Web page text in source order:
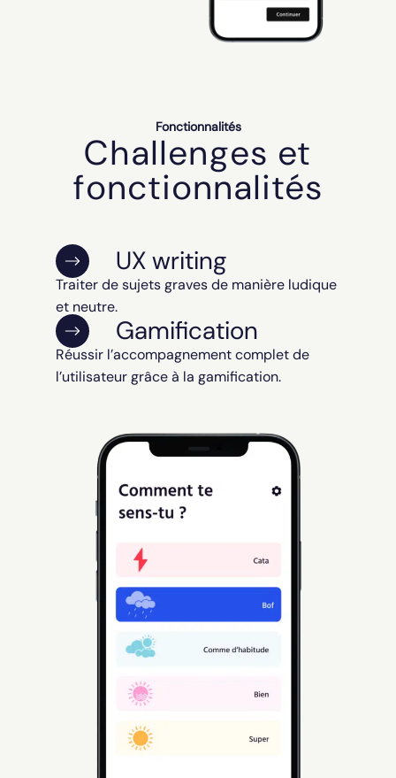
Fonctionnalités
Challenges et
fonctionnalités
UX writing
Traiter de sujets graves de manière ludique
et neutre.
Gamification
Réussir l’accompagnement complet de
l’utilisateur grâce à la gamification.